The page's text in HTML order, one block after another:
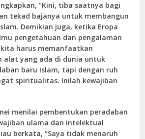
“Kini, tiba saatnya bagi
tekad bajanya untuk membangun
Demikian juga, ketika Eropa
pengetahuan dan pengalaman
harus memanfaatkan
alat yang ada di dunia untuk
baru Islam, tapi dengan ruh
spiritualitas. Inilah kewajiban
menilai pembentukan peradaban
ulama dan intelektual
berkata, “Saya tidak menaruh